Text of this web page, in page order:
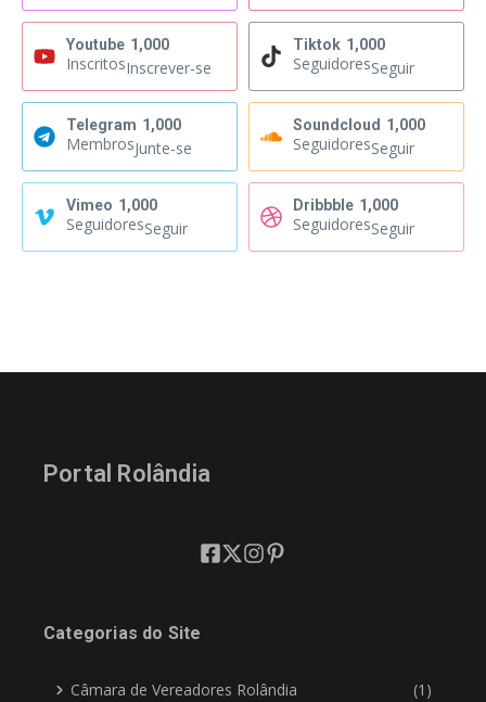
Youtube 1,000
InscritosInscrever-se
Tiktok 1,000
SeguidoresSeguir
Telegram 1,000
MembrosJunte-se
Soundcloud 1,000
SeguidoresSeguir
Vimeo 1,000
SeguidoresSeguir
Dribbble 1,000
SeguidoresSeguir
Portal Rolândia
Categorias do Site
Câmara de Vereadores Rolândia (1)